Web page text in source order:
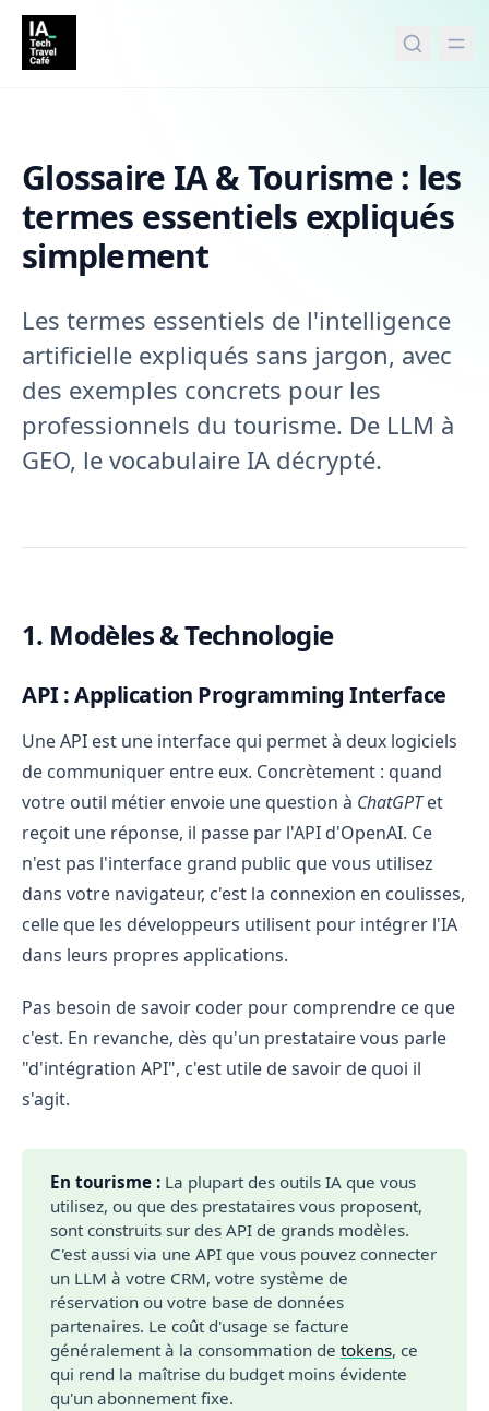
principal
Glossaire IA & Tourisme : les
termes essentiels expliqués
simplement
Les termes essentiels de l'intelligence
artificielle expliqués sans jargon, avec
des exemples concrets pour les
professionnels du tourisme. De LLM à
GEO, le vocabulaire IA décrypté.
Glossaire IA & Tourisme : les termes essentiels
1. Modèles & Technologie
API : Application Programming Interface
Une API est une interface qui permet à deux logiciels
de communiquer entre eux. Concrètement : quand
votre outil métier envoie une question à ChatGPTet
reçoit une réponse, il passe par l'API d'OpenAI. Ce
n'est pas l'interface grand public que vous utilisez
dans votre navigateur, c'est la connexion en coulisses,
celle que les développeurs utilisent pour intégrer l'IA
dans leurs propres applications.
Pas besoin de savoir coder pour comprendre ce que
c'est. En revanche, dès qu'un prestataire vous parle
"d'intégration API", c'est utile de savoir de quoi il
s'agit.
En tourisme :La plupart des outils IA que vous
utilisez, ou que des prestataires vous proposent,
sont construits sur des API de grands modèles.
C'est aussi via une API que vous pouvez connecter
un LLM à votre CRM, votre système de
réservation ou votre base de données
partenaires. Le coût d'usage se facture
généralement à la consommation de tokens, ce
qui rend la maîtrise du budget moins évidente
qu'un abonnement fixe.